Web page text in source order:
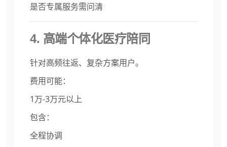
是否专属服务需问清
4. 高端个体化医疗陪同
针对高频往返、复杂方案用户。
费用可能：
1万-3万元以上
包含：
全程协调